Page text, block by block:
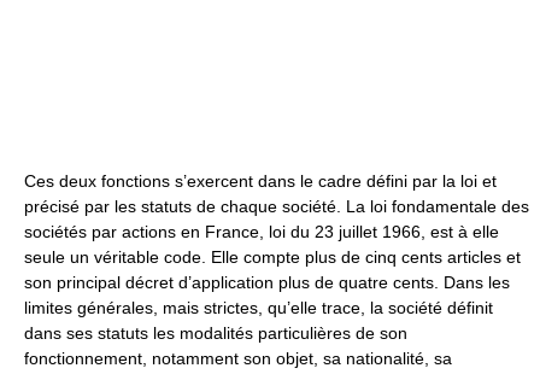
Ces deux fonctions s’exercent dans le cadre défini par la loi et
précisé par les statuts de chaque société. La loi fondamentale des
sociétés par actions en France, loi du 23 juillet 1966, est à elle
seule un véritable code. Elle compte plus de cinq cents articles et
son principal décret d’application plus de quatre cents. Dans les
limites générales, mais strictes, qu’elle trace, la société définit
dans ses statuts les modalités particulières de son
fonctionnement, notamment son objet, sa nationalité, sa